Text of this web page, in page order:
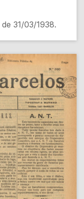
31/03/1938.